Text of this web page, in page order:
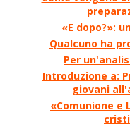
«E dopo?»:
Qualcuno ha
Per
Introduzione a:
giovani
«Comunione e